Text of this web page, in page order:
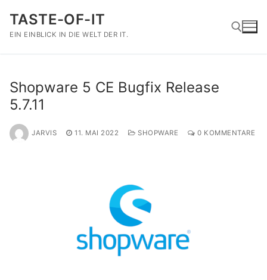
Inhalt
springen
TASTE-OF-IT
EIN EINBLICK IN DIE WELT DER IT.
Shopware 5 CE Bugfix Release
5.7.11
JARVIS 11. MAI 2022 SHOPWARE 0 KOMMENTARE